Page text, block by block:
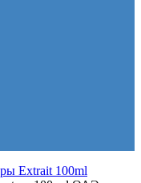
Extrait 100ml